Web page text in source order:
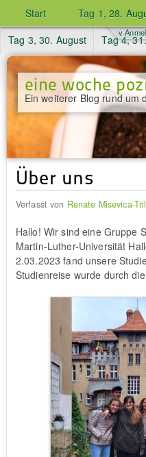
Start Tag 1, 28.
Tag 3, 30. August
Tag 4,
eine woche
Ein weiterer Blog rund um
v
Über uns
Verfasst von Renate Misevica-
Hallo! Wir sind eine Gruppe
Martin-Luther-Universität
2.03.2023 fand unsere
Studienreise wurde durch